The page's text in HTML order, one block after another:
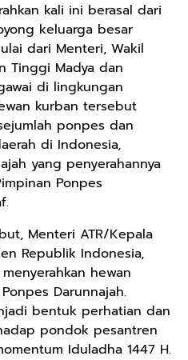
kali ini berasal dari
keluarga besar
dari Menteri, Wakil
Tinggi Madya dan
di lingkungan
kurban tersebut
ponpes dan
di Indonesia,
yang penyerahannya
Ponpes
Menteri ATR/Kepala
Republik Indonesia,
hewan
Darunnajah.
bentuk perhatian dan
pondok pesantren
Iduladha 1447 H.